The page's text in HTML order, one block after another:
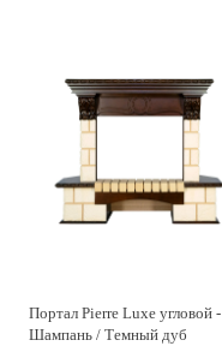
Портал Pierre Luxe угловой -
Шампань / Темный дуб